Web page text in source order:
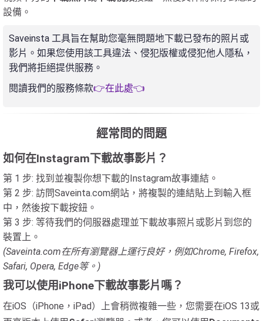
設備。
Saveinsta 工具旨在幫助您毫無問題地下載已發布的照片​​或
影片。如果您使用該工具違法、侵犯版權或侵犯他人隱私，
我們將拒絕提供服務。
閱讀我們的服務條款👉在此處👈
經常問的問題
如何在Instagram下載故事影片？
第 1 步: 找到並複製你想下載的Instagram故事連結。
第 2 步: 訪問Saveinta.com網站，將複製的連結貼上到輸入框
中，然後按下載按鈕。
第 3 步: 等待我們的伺服器處理並下載故事照片或影片到您的
裝置上。
(Saveinta.com在所有瀏覽器上運行良好，例如Chrome, Firefox,
Safari, Opera, Edge等。)
我可以使用iPhone下載故事影片嗎？
在iOS（iPhone，iPad）上會稍微複雜一些，您需要在iOS 13或